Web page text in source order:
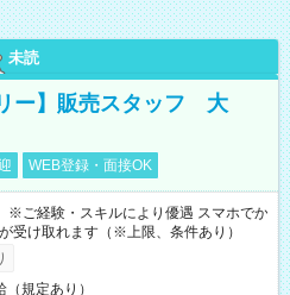
未読
ー】販売スタッフ 大
WEB登録・面接OK
ご経験・スキルにより優遇 スマホでか
受け取れます（※上限、条件あり）
規定あり）